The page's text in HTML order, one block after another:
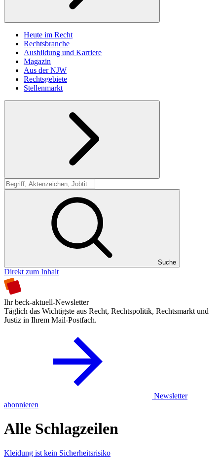
Heute im Recht
Rechtsbranche
Ausbildung und Karriere
Magazin
Aus der NJW
Rechtsgebiete
Stellenmarkt
Suche
Suche
Direkt zum Inhalt
Ihr beck-aktuell-Newsletter
Täglich das Wichtigste aus Recht, Rechtspolitik, Rechtsmarkt und
Justiz in Ihrem Mail-Postfach.
Newsletter
abonnieren
Alle Schlagzeilen
Kleidung ist kein Sicherheitsrisiko